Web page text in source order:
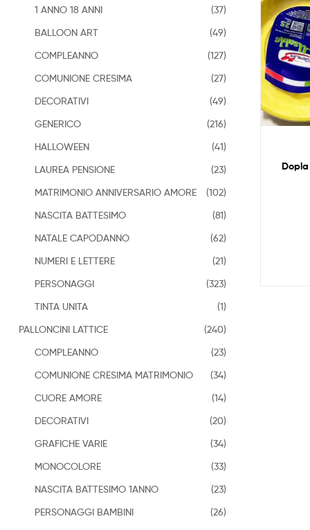
1 ANNO 18 ANNI
(37)
BALLOON ART
(49)
COMPLEANNO
(127)
COMUNIONE CRESIMA
(27)
DECORATIVI
(49)
GENERICO
(216)
HALLOWEEN
(41)
LAUREA PENSIONE
(23)
MATRIMONIO ANNIVERSARIO AMORE
(102)
NASCITA BATTESIMO
(81)
NATALE CAPODANNO
(62)
NUMERI E LETTERE
(21)
PERSONAGGI
(323)
TINTA UNITA
(1)
PALLONCINI LATTICE
(240)
COMPLEANNO
(23)
COMUNIONE CRESIMA MATRIMONIO
(34)
CUORE AMORE
(14)
DECORATIVI
(20)
GRAFICHE VARIE
(34)
MONOCOLORE
(33)
NASCITA BATTESIMO 1ANNO
(23)
PERSONAGGI BAMBINI
(26)